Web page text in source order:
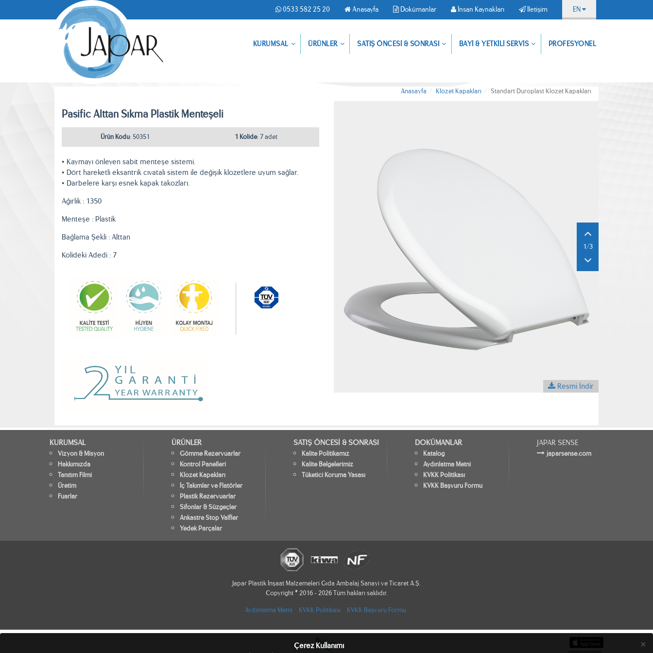
0533 582 25 20 Anasayfa Dokümanlar İnsan Kaynakları İletişim EN
KURUMSAL ÜRÜNLER SATIŞ ÖNCESİ & SONRASI BAYİ & YETKİLİ SERVİS PROFESYONEL
Anasayfa Klozet Kapakları Standart Duroplast Klozet Kapakları
Pasific Alttan Sıkma Plastik Menteşeli
Ürün Kodu: 50351 1 Kolide: 7 adet
• Kaymayı önleyen sabit menteşe sistemi.
• Dört hareketli eksantrik cıvatalı sistem ile değişik klozetlere uyum sağlar.
• Darbelere karşı esnek kapak takozları.
Ağırlık : 1350
Menteşe : Plastik
Bağlama Şekli : Alttan
Kolideki Adedi : 7
1/3
Resmi İndir
Resmi İndir
KURUMSAL
Vizyon & Misyon
Hakkımızda
Tanıtım Filmi
Üretim
Fuarlar
ÜRÜNLER
Gömme Rezervuarlar
Kontrol Panelleri
Klozet Kapakları
İç Takımlar ve Flatörler
Plastik Rezervuarlar
Sifonlar & Süzgeçler
Ankastre Stop Valfler
Yedek Parçalar
SATIŞ ÖNCESİ & SONRASI
Kalite Politikamız
Kalite Belgelerimiz
Tüketici Koruma Yasası
DOKÜMANLAR
Katalog
Aydınlatma Metni
KVKK Politikası
KVKK Başvuru Formu
JAPAR SENSE
japarsense.com
Japar Plastik İnşaat Malzemeleri Gıda Ambalaj Sanayi ve Ticaret A.Ş.
Copyright © 2016 - 2026 Tüm hakları saklıdır.
Aydınlatma Metni KVKK Politikası KVKK Başvuru Formu
×
Çerez Kullanımı